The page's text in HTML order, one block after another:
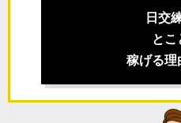
日交
とこ
稼げる